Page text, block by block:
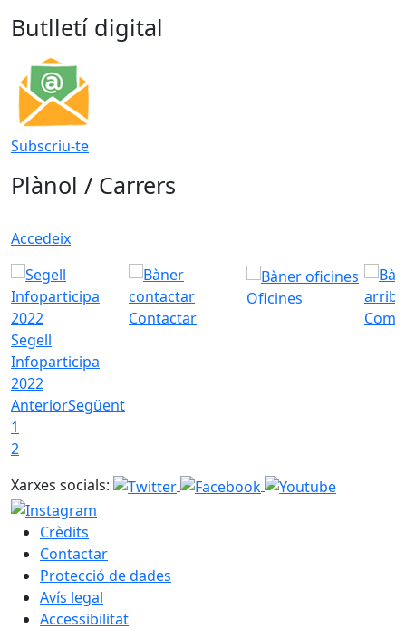
Butlletí digital
Subscriu-te
Plànol / Carrers
Accedeix
Segell
Infoparticipa
2022
Contactar
Oficines
Com
AnteriorSegüent
1
2
Xarxes socials:
Crèdits
Contactar
Protecció de dades
Avís legal
Accessibilitat